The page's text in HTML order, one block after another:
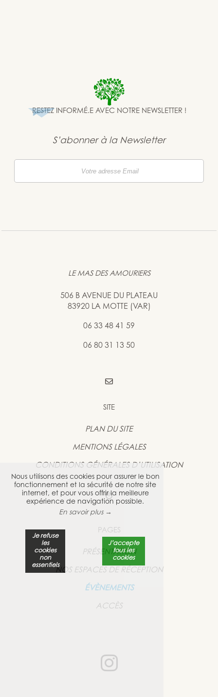
Nous utilisons des cookies pour assurer le bon
fonctionnement et la sécurité de notre site
internet, et pour vous offrir la meilleure
expérience de navigation possible.
En savoir plus →
Je refuse
les
cookies
non
essentiels
J’accepte
tous les
cookies
RESTEZ INFORMÉ.E AVEC NOTRE NEWSLETTER !
S’abonner à la Newsletter
LE MAS DES AMOURIERS
506 B AVENUE DU PLATEAU
83920 LA MOTTE (VAR)
06 33 48 41 59
06 80 31 13 50
SITE
PLAN DU SITE
MENTIONS LÉGALES
CONDITIONS GÉNÉRALES D’UTILISATION
PAGES
PRÉSENTATION
NOS ESPACES DE RÉCEPTION
ÉVÈNEMENTS
ACCÈS